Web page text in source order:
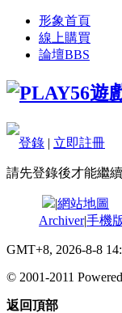
形象首頁
線上購買
論壇BBS
登錄 | 立即註冊
請先登錄後才能繼
|網站地圖
Archiver|手機
GMT+8, 2026-8-8
© 2001-2011
返回頂部